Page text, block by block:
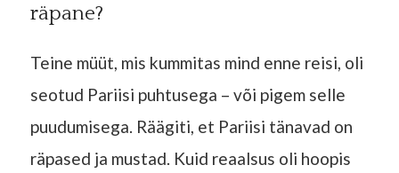
räpane?
Teine müüt, mis kummitas mind enne reisi, oli
seotud Pariisi puhtusega – või pigem selle
puudumisega. Räägiti, et Pariisi tänavad on
räpased ja mustad. Kuid reaalsus oli hoopis